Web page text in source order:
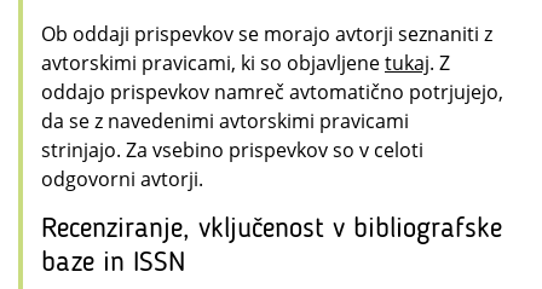
Ob oddaji prispevkov se morajo avtorji seznaniti z
avtorskimi pravicami, ki so objavljenetukaj. Z
oddajo prispevkov namreč avtomatično potrjujejo,
da se z navedenimi avtorskimi pravicami
strinjajo. Za vsebino prispevkov so v celoti
odgovorni avtorji.
Recenziranje, vključenost v bibliografske
baze in ISSN